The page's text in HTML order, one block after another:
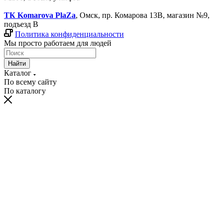
ТК Komarova PlaZa, Омск, пр. Комарова 13В, магазин №9,
подъезд В
Политика конфиденциальности
Мы просто работаем для людей
Найти
Каталог
По всему сайту
По каталогу